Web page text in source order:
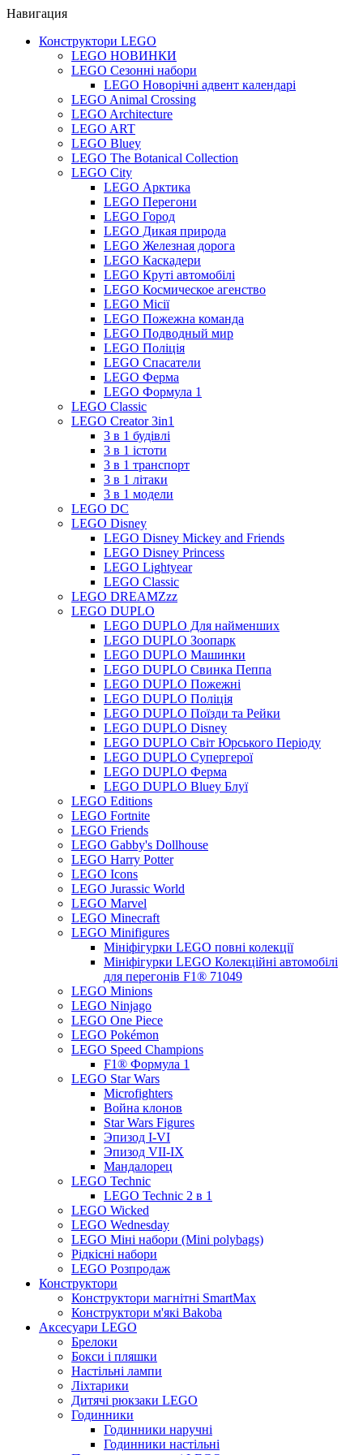
Навигация
Конструктори LEGO
LEGO НОВИНКИ
LEGO Сезонні набори
LEGO Новорічні адвент календарі
LEGO Animal Crossing
LEGO Architecture
LEGO ART
LEGO Bluey
LEGO The Botanical Collection
LEGO City
LEGO Арктика
LEGO Перегони
LEGO Город
LEGO Дикая природа
LEGO Железная дорога
LEGO Каскадери
LEGO Круті автомобілі
LEGO Космическое агенство
LEGO Місії
LEGO Пожежна команда
LEGO Подводный мир
LEGO Поліція
LEGO Спасатели
LEGO Ферма
LEGO Формула 1
LEGO Classic
LEGO Creator 3in1
3 в 1 будівлі
3 в 1 істоти
3 в 1 транспорт
3 в 1 літаки
3 в 1 модели
LEGO DC
LEGO Disney
LEGO Disney Mickey and Friends
LEGO Disney Princess
LEGO Lightyear
LEGO Classic
LEGO DREAMZzz
LEGO DUPLO
LEGO DUPLO Для найменших
LEGO DUPLO Зоопарк
LEGO DUPLO Машинки
LEGO DUPLO Свинка Пеппа
LEGO DUPLO Пожежні
LEGO DUPLO Поліція
LEGO DUPLO Поїзди та Рейки
LEGO DUPLO Disney
LEGO DUPLO Світ Юрського Періоду
LEGO DUPLO Супергерої
LEGO DUPLO Ферма
LEGO DUPLO Bluey Блуї
LEGO Editions
LEGO Fortnite
LEGO Friends
LEGO Gabby's Dollhouse
LEGO Harry Potter
LEGO Icons
LEGO Jurassic World
LEGO Marvel
LEGO Minecraft
LEGO Minifigures
Мініфігурки LEGO повні колекції
Мініфігурки LEGO Колекційні автомобілі
для перегонів F1® 71049
LEGO Minions
LEGO Ninjago
LEGO One Piece
LEGO Pokémon
LEGO Speed Champions
F1® Формула 1
LEGO Star Wars
Microfighters
Война клонов
Star Wars Figures
Эпизод I-VI
Эпизод VII-IX
Мандалорец
LEGO Technic
LEGO Technic 2 в 1
LEGO Wicked
LEGO Wednesday
LEGO Міні набори (Mini polybags)
Рідкісні набори
LEGO Розпродаж
Конструктори
Конструктори магнітні SmartMax
Конструктори м'які Bakoba
Аксесуари LEGO
Брелоки
Бокси і пляшки
Настільні лампи
Ліхтарики
Дитячі рюкзаки LEGO
Годинники
Годинники наручні
Годинники настільні